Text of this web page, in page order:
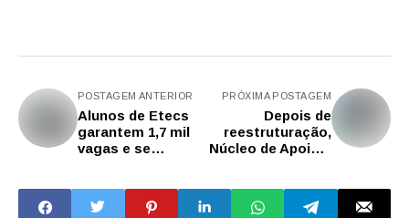
POSTAGEM ANTERIOR
Alunos de Etecs
garantem 1,7 mil
vagas e se
PRÓXIMA POSTAGEM
Depois de
reestruturação,
Núcleo de Apoio à
Caetano busca
efetivar e